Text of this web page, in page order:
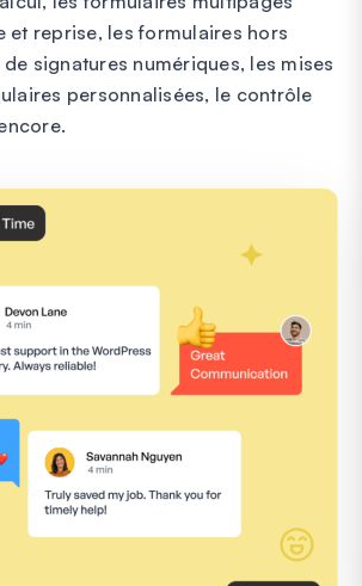
et reprise, les formulaires hors
signatures numériques, les mises
personnalisées, le contrôle